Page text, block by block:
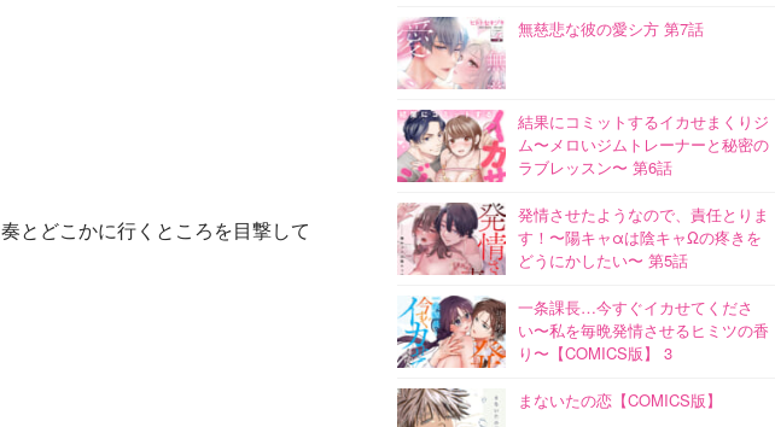
とどこかに行くところを目撃して
無慈悲な彼の愛シ方 第7話
結果にコミットするイカせまくりジ
ム〜メロいジムトレーナーと秘密の
ラブレッスン〜 第6話
発情させたようなので、責任とりま
す！〜陽キャαは陰キャΩの疼きを
どうにかしたい〜 第5話
一条課長…今すぐイカせてくださ
い〜私を毎晩発情させるヒミツの香
り〜【COMICS版】 3
まないたの恋【COMICS版】